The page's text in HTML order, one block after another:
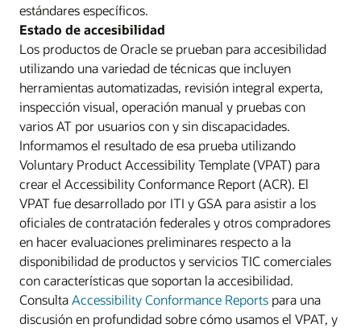
estándares específicos.
Estado de accesibilidad
Los productos de Oracle se prueban para accesibilidad
utilizando una variedad de técnicas que incluyen
herramientas automatizadas, revisión integral experta,
inspección visual, operación manual y pruebas con
varios AT por usuarios con y sin discapacidades.
Informamos el resultado de esa prueba utilizando
Voluntary Product Accessibility Template (VPAT) para
crear el Accessibility Conformance Report (ACR). El
VPAT fue desarrollado por ITI y GSA para asistir a los
oficiales de contratación federales y otros compradores
en hacer evaluaciones preliminares respecto a la
disponibilidad de productos y servicios TIC comerciales
con características que soportan la accesibilidad.
ConsultaAccessibility Conformance Reports para una
discusión en profundidad sobre cómo usamos el VPAT, y